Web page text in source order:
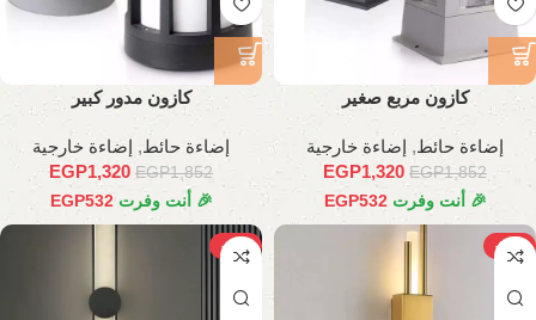
كازون مربع صغير
إضاءة حائط, إضاءة خارجية
EGP1,852
EGP1,320
🎉 أنت وفرت EGP532
كازون مدور كبير
إضاءة حائط, إضاءة خارجية
EGP1,852
EGP1,320
🎉 أنت وفرت EGP532
-27%
-17%